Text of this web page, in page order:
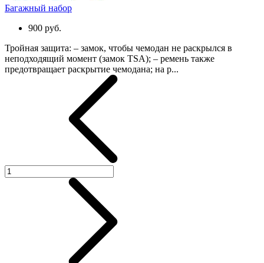
Багажный набор
900 руб.
Тройная защита: – замок, чтобы чемодан не раскрылся в
неподходящий момент (замок TSA); – ремень также
предотвращает раскрытие чемодана; на р...